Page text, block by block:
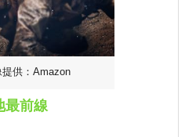
提供：Amazon
前線